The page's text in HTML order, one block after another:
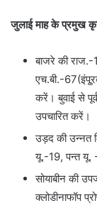
जुलाई माह के प्रमुख
बाजरे की
एच.बी.-
करें। बुवाई से
उपचारित करें।
उड़द की उन्नत
यू.-19, पन्त यू.
सोयाबीन की
क्लोडीनाफॉप